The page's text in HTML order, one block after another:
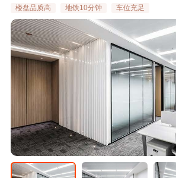
楼盘品质高 地铁10分钟 车位充足